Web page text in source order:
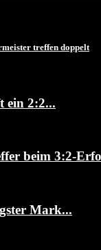
treffen doppelt
ein 2:2...
beim 3:2-
Mark...